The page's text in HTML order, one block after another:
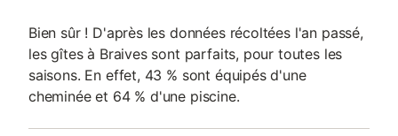
Bien sûr ! D'après les données récoltées l'an passé,
les gîtes à Braives sont parfaits, pour toutes les
saisons. En effet, 43 % sont équipés d'une
cheminée et 64 % d'une piscine.